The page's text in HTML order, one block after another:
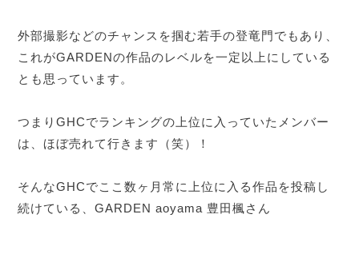
外部撮影などのチャンスを掴む若手の登竜門でもあり、
これがGARDENの作品のレベルを一定以上にしている
とも思っています。
つまりGHCでランキングの上位に入っていたメンバー
は、ほぼ売れて行きます（笑）！
そんなGHCでここ数ヶ月常に上位に入る作品を投稿し
続けている、GARDEN aoyama 豊田楓さん